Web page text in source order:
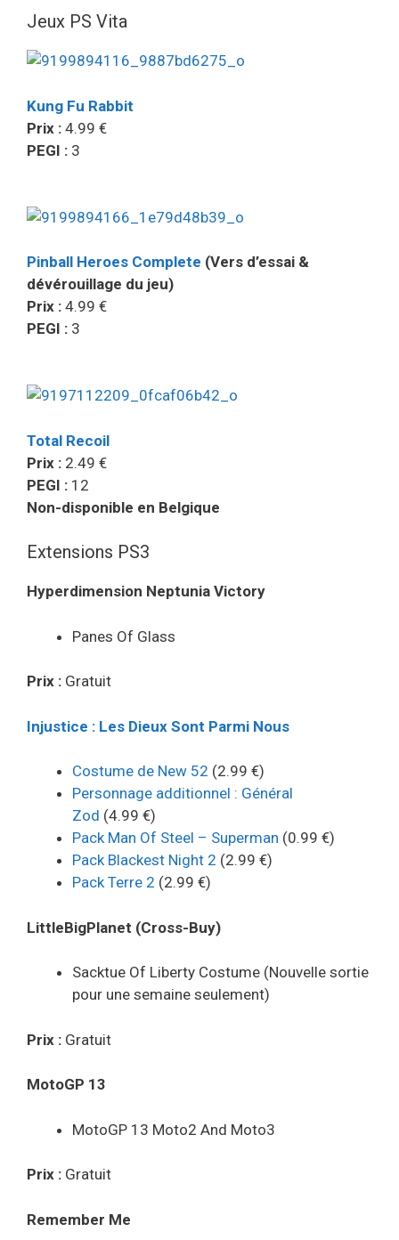
Jeux PS Vita
Kung Fu Rabbit
Prix : 4.99 €
PEGI : 3
Pinball Heroes Complete (Vers d’essai &
dévérouillage du jeu)
Prix : 4.99 €
PEGI : 3
Total Recoil
Prix : 2.49 €
PEGI : 12
Non-disponible en Belgique
Extensions PS3
Hyperdimension Neptunia Victory
Panes Of Glass
Prix : Gratuit
Injustice : Les Dieux Sont Parmi Nous
Costume de New 52 (2.99 €)
Personnage additionnel : Général
Zod (4.99 €)
Pack Man Of Steel – Superman (0.99 €)
Pack Blackest Night 2 (2.99 €)
Pack Terre 2 (2.99 €)
LittleBigPlanet (Cross-Buy)
Sacktue Of Liberty Costume (Nouvelle sortie
pour une semaine seulement)
Prix : Gratuit
MotoGP 13
MotoGP 13 Moto2 And Moto3
Prix : Gratuit
Remember Me